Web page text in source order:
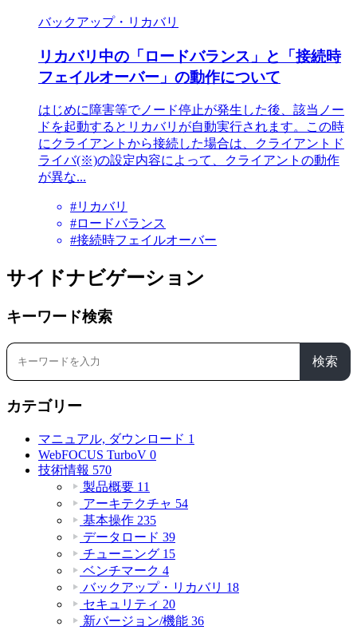
バックアップ・リカバリ
リカバリ中の「ロードバランス」と「接続時
フェイルオーバー」の動作について
はじめに障害等でノード停止が発生した後、該当ノー
ドを起動するとリカバリが自動実行されます。この時
にクライアントから接続した場合は、クライアントド
ライバ(※)の設定内容によって、クライアントの動作
が異な...
#リカバリ
#ロードバランス
#接続時フェイルオーバー
サイドナビゲーション
キーワード検索
検索
カテゴリー
マニュアル, ダウンロード 1
WebFOCUS TurboV 0
技術情報 570
製品概要 11
アーキテクチャ 54
基本操作 235
データロード 39
チューニング 15
ベンチマーク 4
バックアップ・リカバリ 18
セキュリティ 20
新バージョン/機能 36